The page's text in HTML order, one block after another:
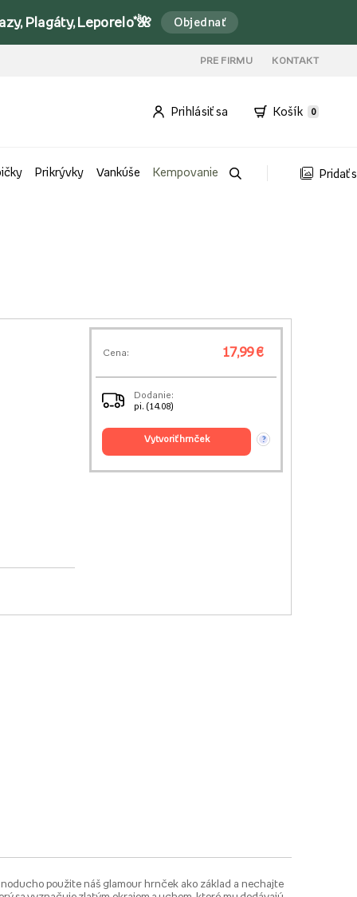
Plagáty, Leporelo*🌺 Objednať
PRE FIRMU KONTAKT
Prihlásiť sa Košík 0
Prikrývky Vankúše Kempovanie Pridať
Cena: 17,99 €
Dodanie:
pi. (14.08)
vytvoriť hrnček ?
použite náš glamour hrnček ako základ a nechajte